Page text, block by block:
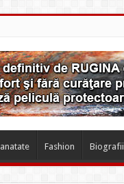
Fashion Biografii